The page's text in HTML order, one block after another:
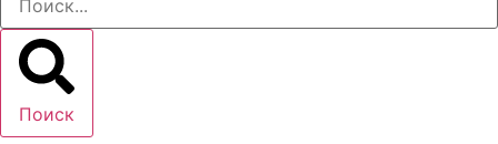
Поиск